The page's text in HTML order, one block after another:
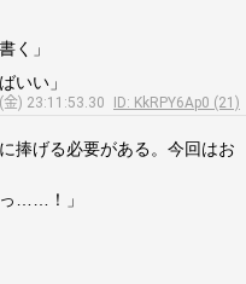
く」
いい」
) 23:11:53.30
ID: KkRPY6Ap0 (21)
捧げる必要がある。今回はお
……！」